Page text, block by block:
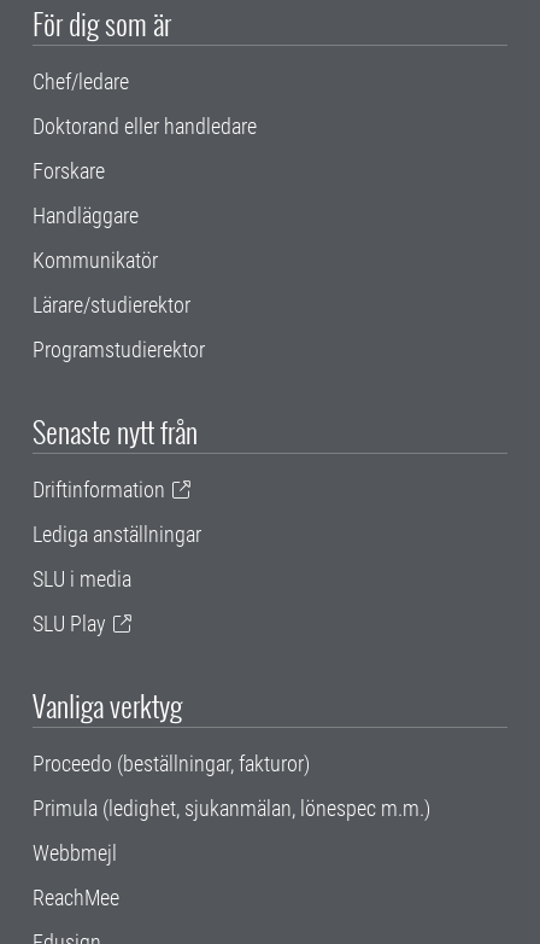
För dig som är
Chef/ledare
Doktorand eller handledare
Forskare
Handläggare
Kommunikatör
Lärare/studierektor
Programstudierektor
Senaste nytt från
Driftinformation
Lediga anställningar
SLU i media
SLU Play
Vanliga verktyg
Proceedo (beställningar, fakturor)
Primula (ledighet, sjukanmälan, lönespec m.m.)
Webbmejl
ReachMee